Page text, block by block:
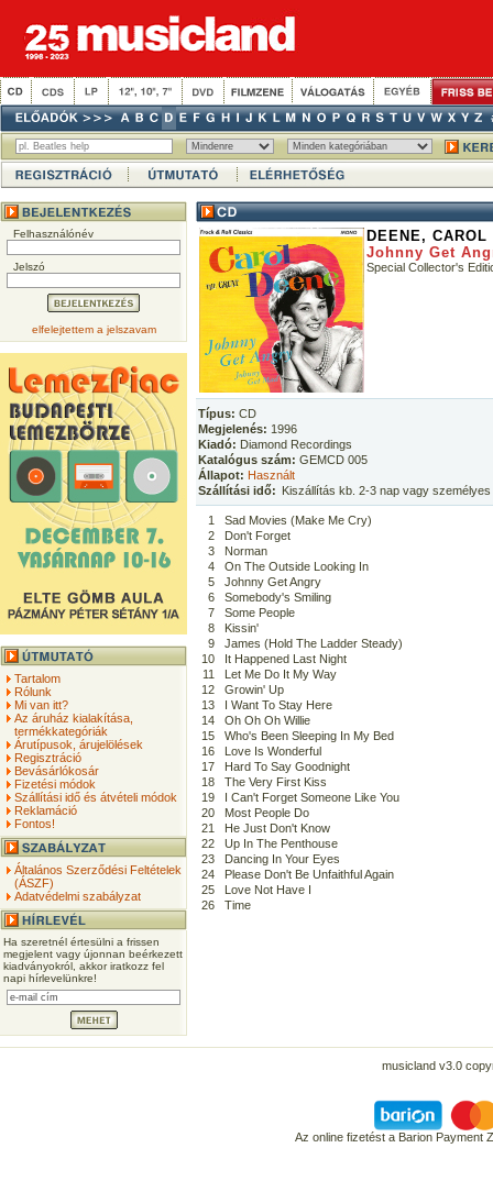
Felhasználónév
Jelszó
elfelejtettem a jelszavam
Tartalom
Rólunk
Mi van itt?
Az áruház kialakítása,
termékkategóriák
Árutípusok, árujelölések
Regisztráció
Bevásárlókosár
Fizetési módok
Szállítási idő és átvételi módok
Reklamáció
Fontos!
Általános Szerződési Feltételek
(ÁSZF)
Adatvédelmi szabályzat
Ha szeretnél értesülni a frissen
megjelent vagy újonnan beérkezett
kiadványokról, akkor iratkozz fel
napi hírlevelünkre!
DEENE, CAROL
Johnny Get
Special Collector's
Típus: CD
Megjelenés: 1996
Kiadó: Diamond Recordings
Katalógus szám: GEMCD 005
Állapot: Használt
Szállítási idő: Kiszállítás kb. 2-3 nap vagy
1
Sad Movies (Make Me Cry)
2
Don't Forget
3
Norman
4
On The Outside Looking In
5
Johnny Get Angry
6
Somebody's Smiling
7
Some People
8
Kissin'
9
James (Hold The Ladder Steady)
10
It Happened Last Night
11
Let Me Do It My Way
12
Growin' Up
13
I Want To Stay Here
14
Oh Oh Oh Willie
15
Who's Been Sleeping In My Bed
16
Love Is Wonderful
17
Hard To Say Goodnight
18
The Very First Kiss
19
I Can't Forget Someone Like You
20
Most People Do
21
He Just Don't Know
22
Up In The Penthouse
23
Dancing In Your Eyes
24
Please Don't Be Unfaithful Again
25
Love Not Have I
26
Time
musicland v3.0
Az online fizetést a Barion Payment